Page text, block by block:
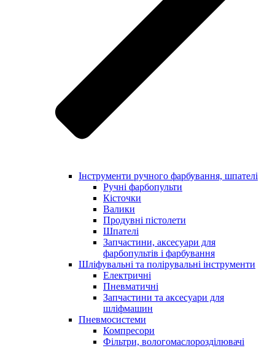
Інструменти ручного фарбування, шпателі
Ручні фарбопульти
Кісточки
Валики
Продувні пістолети
Шпателі
Запчастини, аксесуари для
фарбопультів і фарбування
Шліфувальні та полірувальні інструменти
Електричні
Пневматичні
Запчастини та аксесуари для
шліфмашин
Пневмосистеми
Компресори
Фільтри, вологомаслорозділювачі